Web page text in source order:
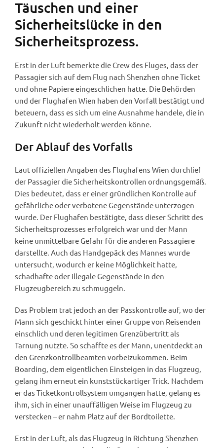
Täuschen und einer
Sicherheitslücke in den
Sicherheitsprozess.
Erst in der Luft bemerkte die Crew des Fluges, dass der
Passagier sich auf dem Flug nach Shenzhen ohne Ticket
und ohne Papiere eingeschlichen hatte. Die Behörden
und der Flughafen Wien haben den Vorfall bestätigt und
beteuern, dass es sich um eine Ausnahme handele, die in
Zukunft nicht wiederholt werden könne.
Der Ablauf des Vorfalls
Laut offiziellen Angaben des Flughafens Wien durchlief
der Passagier die Sicherheitskontrollen ordnungsgemäß.
Dies bedeutet, dass er einer gründlichen Kontrolle auf
gefährliche oder verbotene Gegenstände unterzogen
wurde. Der Flughafen bestätigte, dass dieser Schritt des
Sicherheitsprozesses erfolgreich war und der Mann
keine unmittelbare Gefahr für die anderen Passagiere
darstellte. Auch das Handgepäck des Mannes wurde
untersucht, wodurch er keine Möglichkeit hatte,
schadhafte oder illegale Gegenstände in den
Flugzeugbereich zu schmuggeln.
Das Problem trat jedoch an der Passkontrolle auf, wo der
Mann sich geschickt hinter einer Gruppe von Reisenden
einschlich und deren legitimen Grenzübertritt als
Tarnung nutzte. So schaffte es der Mann, unentdeckt an
den Grenzkontrollbeamten vorbeizukommen. Beim
Boarding, dem eigentlichen Einsteigen in das Flugzeug,
gelang ihm erneut ein kunststückartiger Trick. Nachdem
er das Ticketkontrollsystem umgangen hatte, gelang es
ihm, sich in einer unauffälligen Weise im Flugzeug zu
verstecken – er nahm Platz auf der Bordtoilette.
Erst in der Luft, als das Flugzeug in Richtung Shenzhen